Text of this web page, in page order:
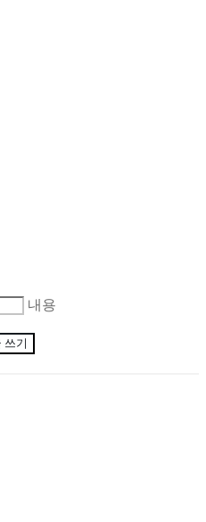
내용
쓰기